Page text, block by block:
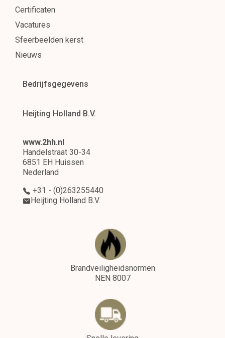
Certificaten
Vacatures
Sfeerbeelden kerst
Nieuws
Bedrijfsgegevens
Heijting Holland B.V.
www.2hh.nl
Handelstraat 30-34
6851 EH Huissen
Nederland
+31 - (0)263255440
Heijting Holland B.V.
Brandveiligheidsnormen
NEN 8007